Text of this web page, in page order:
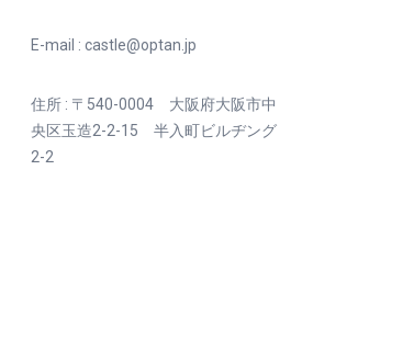
E-mail : castle@optan.jp
住所 : 〒540-0004 大阪府大阪市中
央区玉造2-2-15 半入町ビルヂング
2-2